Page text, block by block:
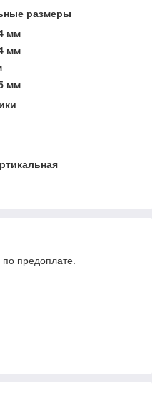
размеры
мм
мм
мм
по предоплате.